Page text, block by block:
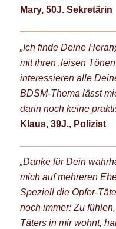
Mary, 50J. Sekretärin
„Ich finde Deine
mit ihren ‚leisen
interessieren alle
BDSM-Thema lässt
darin noch keine
Klaus, 39J., Polizist
„Danke für Dein
mich auf mehreren
Speziell die Opfer-
noch immer: Zu
Täters in mir wohnt,